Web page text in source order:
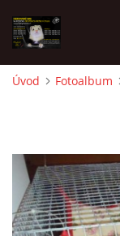
K ADOPCI
Úvod Fotoalbum